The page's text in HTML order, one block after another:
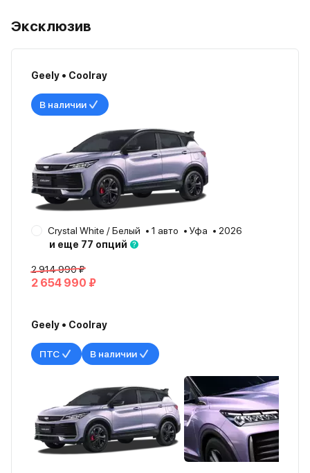
Эксклюзив
Geely • Coolray
В наличии
Crystal White / Белый 1 авто Уфа
2026
и еще 77 опций
2 914 990 ₽
2 654 990 ₽
Geely • Coolray
ПТС В наличии